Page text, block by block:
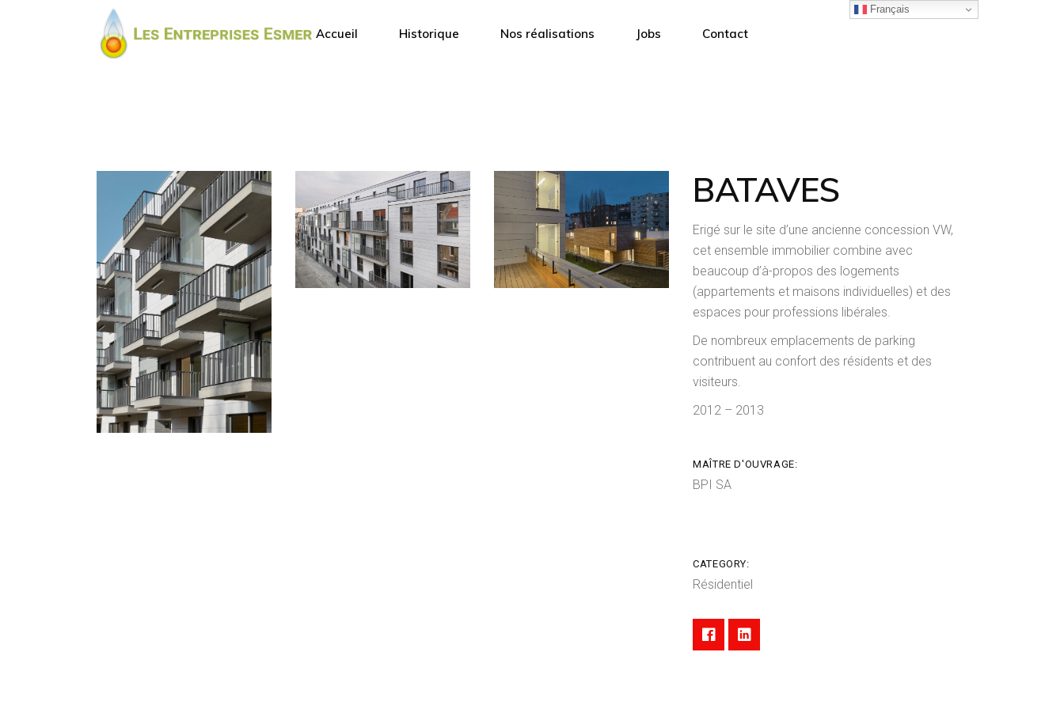
Accueil Historique Nos réalisations Jobs Contact
BATAVES
Erigé sur le site d’une ancienne concession VW,
cet ensemble immobilier combine avec
beaucoup d’à-propos des logements
(appartements et maisons individuelles) et des
espaces pour professions libérales.
De nombreux emplacements de parking
contribuent au confort des résidents et des
visiteurs.
2012 – 2013
MAÎTRE D'OUVRAGE:
BPI SA
CATEGORY:
Résidentiel
Français